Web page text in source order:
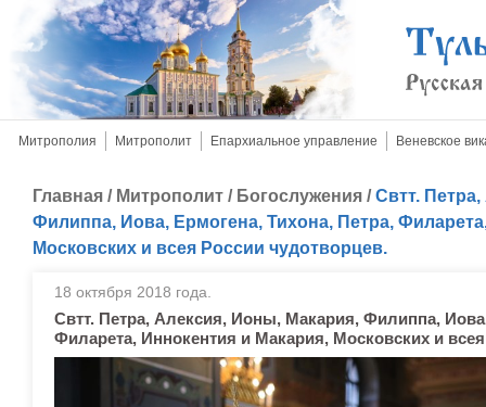
Митрополия Митрополит Епархиальное управление Веневское
Главная / Митрополит / Богослужения /Свтт.
Филиппа, Иова, Ермогена, Тихона, Петра,
Московских и всея России чудотворцев.
18 октября 2018 года.
Свтт. Петра, Алексия, Ионы, Макария, Филиппа,
Филарета, Иннокентия и Макария, Московских и